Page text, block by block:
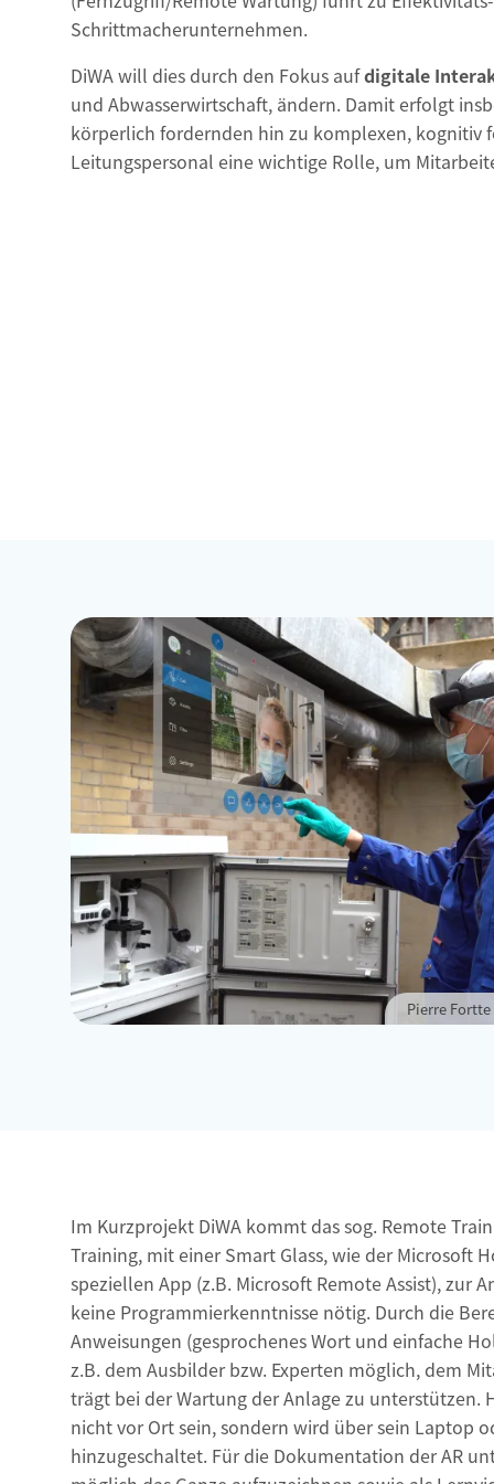
Schrittmacherunternehmen.
DiWA will dies durch den Fokus aufdigitale
und Abwasserwirtschaft, ändern. Damit erfolgt
körperlich fordernden hin zu komplexen, kognitiv
Leitungspersonal eine wichtige Rolle, um
Leiterin
Sabine
Pierre
Im Kurzprojekt DiWA kommt das sog. Remote
Training, mit einer Smart Glass, wie der Microsoft
speziellen App (z.B. Microsoft Remote Assist), zur
keine Programmierkenntnisse nötig. Durch die
Anweisungen (gesprochenes Wort und einfache
z.B. dem Ausbilder bzw. Experten möglich, dem
trägt bei der Wartung der Anlage zu unterstützen.
nicht vor Ort sein, sondern wird über sein Laptop
hinzugeschaltet. Für die Dokumentation der AR